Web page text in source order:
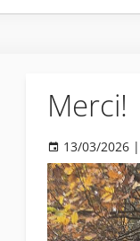
Merci!
13/03/2026 |